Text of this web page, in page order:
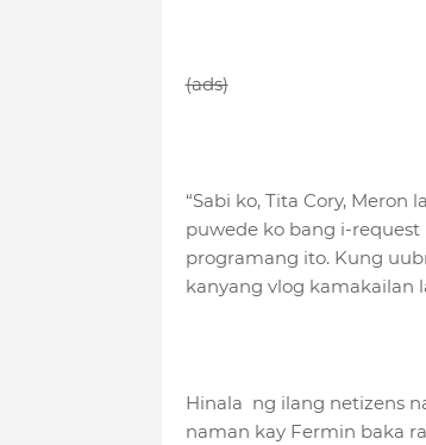
(ads)
“Sabi ko, Tita Cory,
puwede ko bang i-
programang ito. Kung
kanyang vlog kamakailan
Hinala ng ilang netizens
naman kay Fermin baka